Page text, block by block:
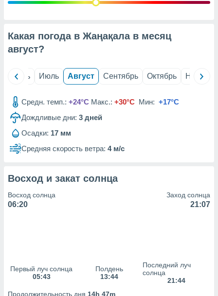
данных
рекламы
сведения
Какая погода в Жаңақала в месяц
август?
Июнь Июль Август Сентябрь Октябрь Ноябрь
Средн. темп.: +24°C Макс.: +30°C Мин: +17°C
Дождливые дни: 3 дней
Осадки: 17 мм
Средняя скорость ветра: 4 м/с
Восход и закат солнца
Восход солнца
06:20
Заход солнца
21:07
Первый луч солнца
05:43
Полдень
13:44
Последний луч
солнца
21:44
Продолжительность дня 14h 47m